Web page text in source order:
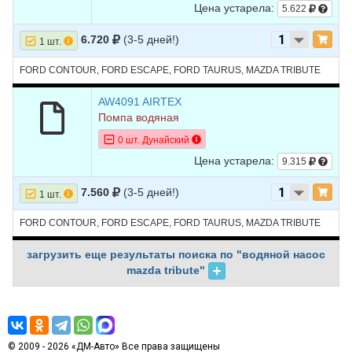
Цена устарела: 5.622
1 шт. 6.720 (3-5 дней!)
FORD CONTOUR, FORD ESCAPE, FORD TAURUS, MAZDA TRIBUTE
AW4091 AIRTEX
Помпа водяная
0 шт. Дунайский
Цена устарела: 9.315
1 шт. 7.560 (3-5 дней!)
FORD CONTOUR, FORD ESCAPE, FORD TAURUS, MAZDA TRIBUTE
загрузить еще результаты поиска по "водяной насос
mazda tribute"
© 2009 - 2026 «ДМ-Авто» Все права защищены